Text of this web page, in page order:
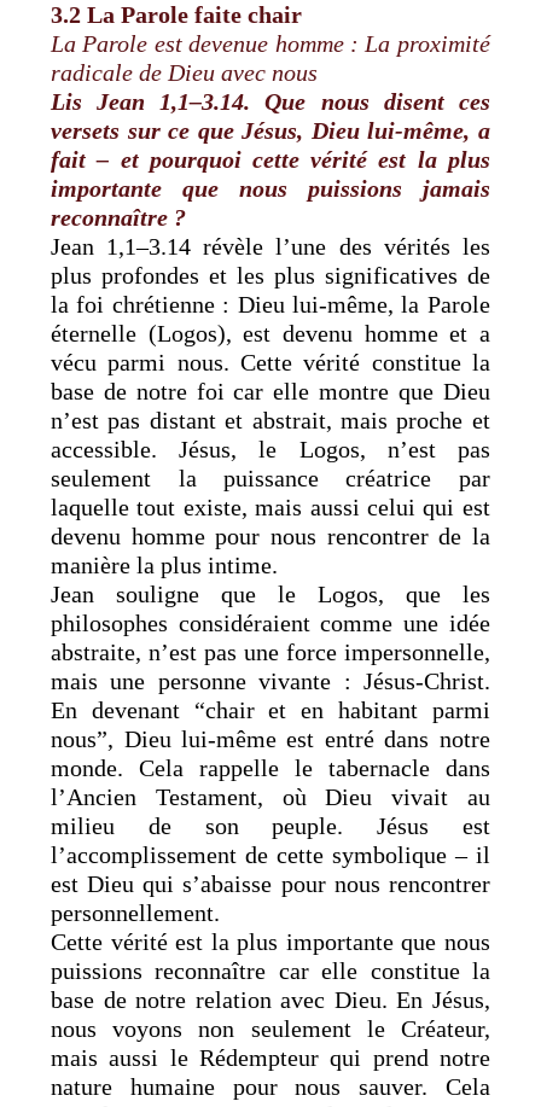
3.2 La Parole faite chair
La Parole est devenue homme : La proximité
radicale de Dieu avec nous
Lis Jean 1,1–3.14. Que nous disent ces
versets sur ce que Jésus, Dieu lui-même, a
fait – et pourquoi cette vérité est la plus
importante que nous puissions jamais
reconnaître ?
Jean 1,1–3.14 révèle l’une des vérités les
plus profondes et les plus significatives de
la foi chrétienne : Dieu lui-même, la Parole
éternelle (Logos), est devenu homme et a
vécu parmi nous. Cette vérité constitue la
base de notre foi car elle montre que Dieu
n’est pas distant et abstrait, mais proche et
accessible. Jésus, le Logos, n’est pas
seulement la puissance créatrice par
laquelle tout existe, mais aussi celui qui est
devenu homme pour nous rencontrer de la
manière la plus intime.
Jean souligne que le Logos, que les
philosophes considéraient comme une idée
abstraite, n’est pas une force impersonnelle,
mais une personne vivante : Jésus-Christ.
En devenant “chair et en habitant parmi
nous”, Dieu lui-même est entré dans notre
monde. Cela rappelle le tabernacle dans
l’Ancien Testament, où Dieu vivait au
milieu de son peuple. Jésus est
l’accomplissement de cette symbolique – il
est Dieu qui s’abaisse pour nous rencontrer
personnellement.
Cette vérité est la plus importante que nous
puissions reconnaître car elle constitue la
base de notre relation avec Dieu. En Jésus,
nous voyons non seulement le Créateur,
mais aussi le Rédempteur qui prend notre
nature humaine pour nous sauver. Cela